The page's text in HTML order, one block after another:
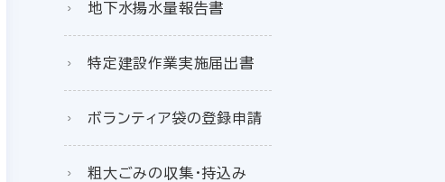
地下水揚水量報告書
特定建設作業実施届出書
ボランティア袋の登録申請
粗大ごみの収集・持込み